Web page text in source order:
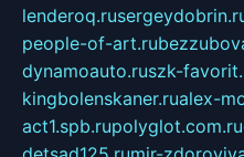
lenderoq.ru
people-of-art.ru
dynamoauto.ruszk-
kingbolenskaner.rualex-
act1.spb.rupolyglot.com.ru